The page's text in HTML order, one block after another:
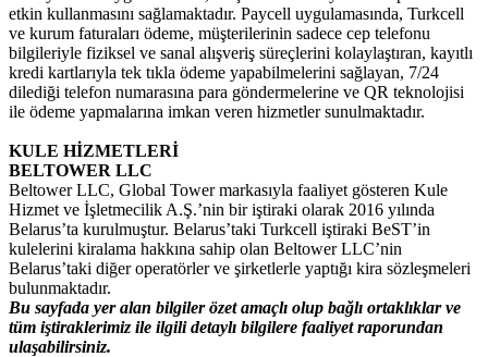
etkin kullanmasını sağlamaktadır. Paycell uygulamasında, Turkcell
ve kurum faturaları ödeme, müşterilerinin sadece cep telefonu
bilgileriyle fiziksel ve sanal alışveriş süreçlerini kolaylaştıran, kayıtlı
kredi kartlarıyla tek tıkla ödeme yapabilmelerini sağlayan, 7/24
dilediği telefon numarasına para göndermelerine ve QR teknolojisi
ile ödeme yapmalarına imkan veren hizmetler sunulmaktadır.
KULE HİZMETLERİ
BELTOWER LLC
Beltower LLC, Global Tower markasıyla faaliyet gösteren Kule
Hizmet ve İşletmecilik A.Ş.’nin bir iştiraki olarak 2016 yılında
Belarus’ta kurulmuştur. Belarus’taki Turkcell iştiraki BeST’in
kulelerini kiralama hakkına sahip olan Beltower LLC’nin
Belarus’taki diğer operatörler ve şirketlerle yaptığı kira sözleşmeleri
bulunmaktadır.
Bu sayfada yer alan bilgiler özet amaçlı olup bağlı ortaklıklar ve
tüm iştiraklerimiz ile ilgili detaylı bilgilere faaliyet raporundan
ulaşabilirsiniz.